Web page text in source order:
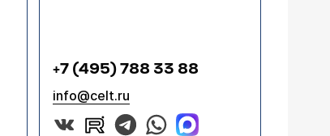
+7 (495) 788 33 88
info@celt.ru